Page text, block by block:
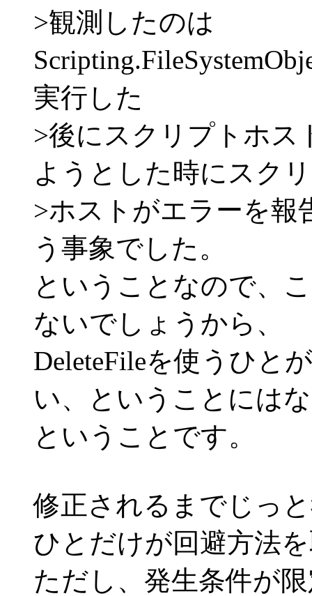
>観測したのは
実行した
>後にスクリプトホス
ようとした時にスク
>ホストがエラーを報
う事象でした。
ということなので、
ないでしょうから、
DeleteFileを使うひと
い、ということには
ということです。
修正されるまでじっ
ひとだけが回避方法
ただし、発生条件が